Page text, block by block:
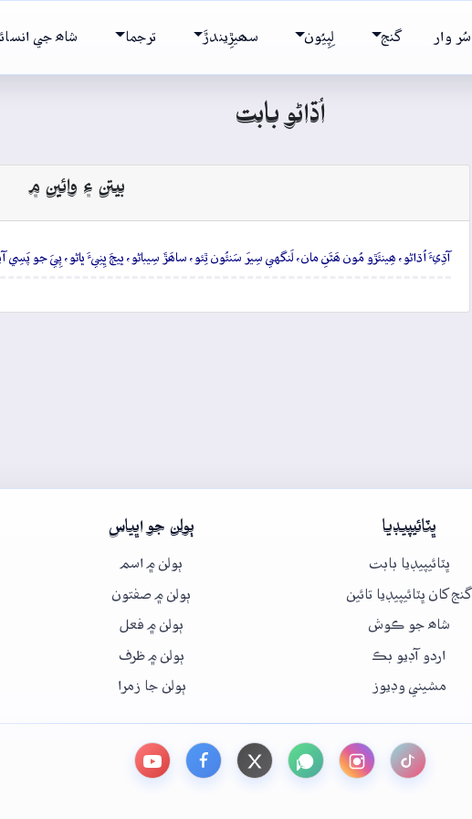
سُر وار گنج لِپِيُون سھيڙِيندڙَ ترجما شاھ جي
اُڌاڻو بابت
بيتن ۽ وائين ۾
آڌِيءَ اُڌاڻو، ھِينئَڙو مُون ھَٿَنِ مان، لَنگهي سِيرَ سَنئُون ٿِئو، ساھَڙَ سِيباڻو، ڀيڄَ ڀِنِيءَ ڀاڻو، پِيَ جو پَسِي
ڀٽائيپيڊيا
ڀٽائيپيڊيا بابت
گنج کان ڀٽائيپيڊيا تائين
شاھ جو ڪوش
اردو آڊيو بڪ
مشيني وڊيوز
ٻولن جو اڀياس
ٻولن ۾ اسم
ٻولن ۾ صفتون
ٻولن ۾ فعل
ٻولن ۾ ظرف
ٻولن جا زمرا